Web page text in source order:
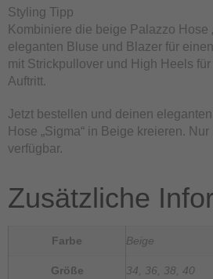
Styling Tipp
Kombiniere die beige Palazzo Hose
eleganten Bluse und Blazer für
mit Strickpullover und High Heels
Auftritt.
Jetzt bestellen und deinen
Hose „Sigma“ in Beige kreieren.
verfügbar.
Zusätzliche
Farbe Beige
Größe 34, 36, 38, 40